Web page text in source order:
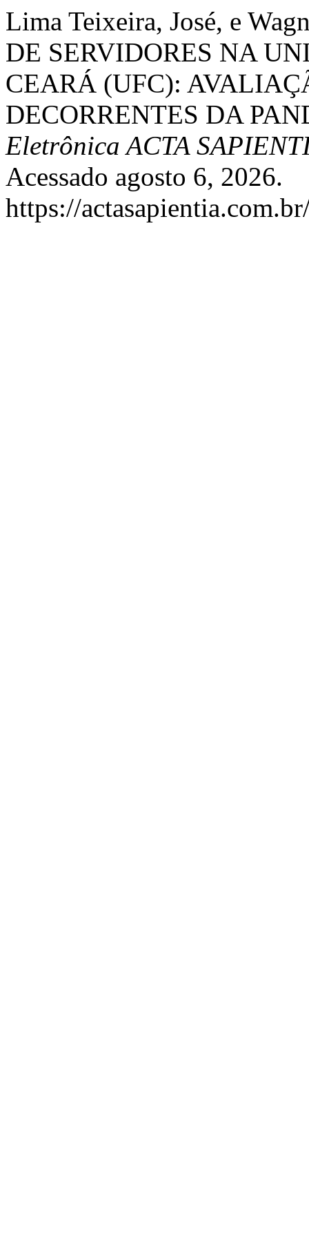
Lima Teixeira, José, e
DE SERVIDORES NA
CEARÁ (UFC):
DECORRENTES DA
Eletrônica ACTA
Acessado agosto 6, 2026.
https://